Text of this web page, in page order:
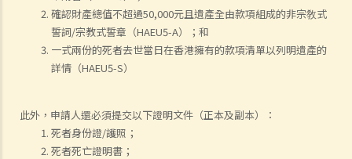
確認財產總值不超過50,000元且遺產全由款項組成的非宗敎式
誓詞/宗教式誓章（HAEU5-A）；和
一式兩份的死者去世當日在香港擁有的款項清單以列明遺產的
詳情（HAEU5-S）
此外，申請人還必須提交以下證明文件（正本及副本）：
死者身份證/護照；
死者死亡證明書；